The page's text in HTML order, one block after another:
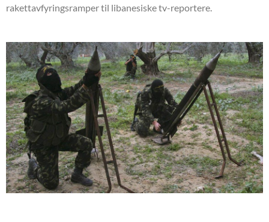
rakettavfyringsramper til libanesiske tv-reportere.